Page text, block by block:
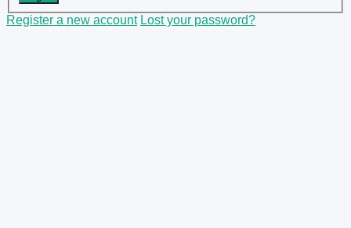
Register a new account Lost your password?